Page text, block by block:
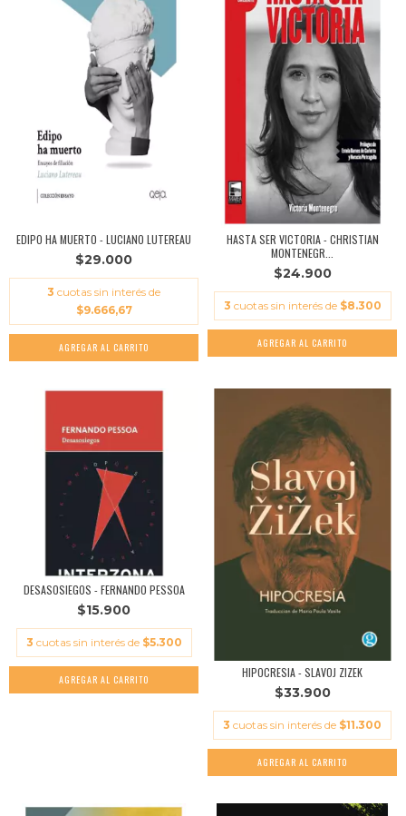
EDIPO HA MUERTO - LUCIANO LUTEREAU
$29.000
3 cuotas sin interés de
$9.666,67
HASTA SER VICTORIA - CHRISTIAN
MONTENEGR...
$24.900
3 cuotas sin interés de $8.300
DESASOSIEGOS - FERNANDO PESSOA
$15.900
3 cuotas sin interés de $5.300
HIPOCRESIA - SLAVOJ ZIZEK
$33.900
3 cuotas sin interés de $11.300